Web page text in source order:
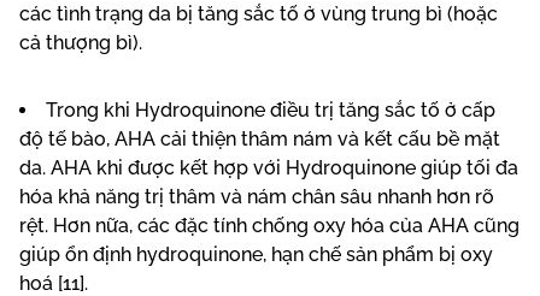
các tình trạng da bị tăng sắc tố ở vùng trung bì (hoặc
cả thượng bì).
Trong khi Hydroquinone điều trị tăng sắc tố ở cấp
độ tế bào, AHA cải thiện thâm nám và kết cấu bề mặt
da. AHA khi được kết hợp với Hydroquinone giúp tối đa
hóa khả năng trị thâm và nám chân sâu nhanh hơn rõ
rệt. Hơn nữa, các đặc tính chống oxy hóa của AHA cũng
giúp ổn định hydroquinone, hạn chế sản phẩm bị oxy
hoá [11].